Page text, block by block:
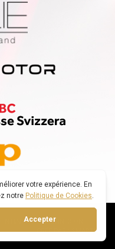
|DECONNEXION
CRÉÉ PAR : SMARTFOX